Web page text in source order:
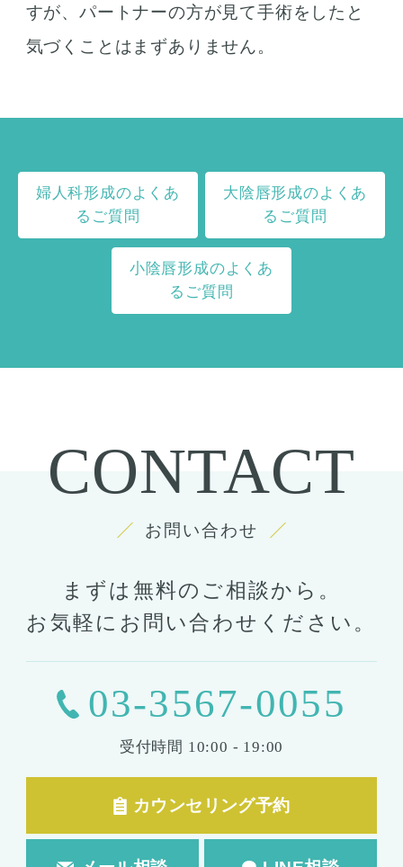
すが、パートナーの方が見て手術をしたと
気づくことはまずありません。
婦人科形成のよくあ
るご質問
大陰唇形成のよくあ
るご質問
小陰唇形成のよくあ
るご質問
CONTACT
お問い合わせ
まずは無料のご相談から。
お気軽にお問い合わせください。
03-3567-0055
受付時間 10:00 - 19:00
カウンセリング予約